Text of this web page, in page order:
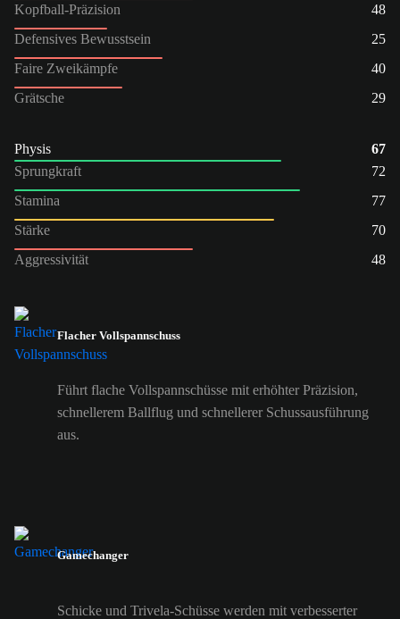
Kopfball-Präzision
48
Defensives Bewusstsein
25
Faire Zweikämpfe
40
Grätsche
29
Physis
67
Sprungkraft
72
Stamina
77
Stärke
70
Aggressivität
48
Flacher Vollspannschuss
Führt flache Vollspannschüsse mit erhöhter Präzision,
schnellerem Ballflug und schnellerer Schussausführung
aus.
Gamechanger
Schicke und Trivela-Schüsse werden mit verbesserter